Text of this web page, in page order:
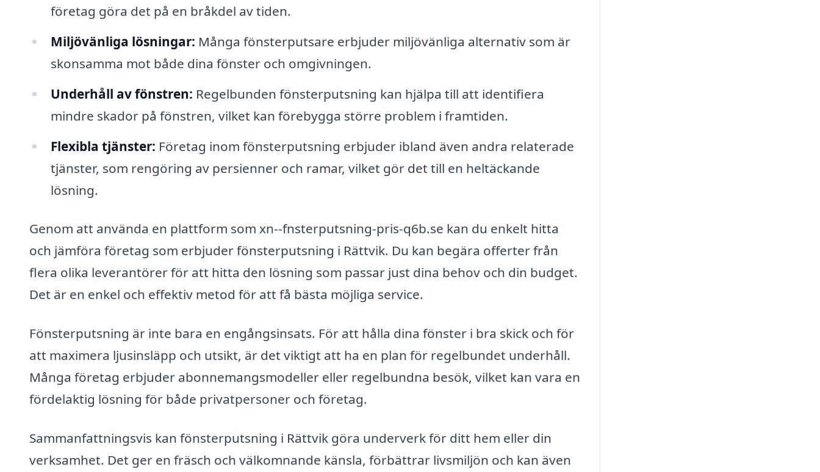
företag göra det på en bråkdel av tiden.
Miljövänliga lösningar: Många fönsterputsare erbjuder miljövänliga alternativ som är
skonsamma mot både dina fönster och omgivningen.
Underhåll av fönstren: Regelbunden fönsterputsning kan hjälpa till att identifiera
mindre skador på fönstren, vilket kan förebygga större problem i framtiden.
Flexibla tjänster: Företag inom fönsterputsning erbjuder ibland även andra relaterade
tjänster, som rengöring av persienner och ramar, vilket gör det till en heltäckande
lösning.
Genom att använda en plattform som xn--fnsterputsning-pris-q6b.se kan du enkelt hitta
och jämföra företag som erbjuder fönsterputsning i Rättvik. Du kan begära offerter från
flera olika leverantörer för att hitta den lösning som passar just dina behov och din budget.
Det är en enkel och effektiv metod för att få bästa möjliga service.
Fönsterputsning är inte bara en engångsinsats. För att hålla dina fönster i bra skick och för
att maximera ljusinsläpp och utsikt, är det viktigt att ha en plan för regelbundet underhåll.
Många företag erbjuder abonnemangsmodeller eller regelbundna besök, vilket kan vara en
fördelaktig lösning för både privatpersoner och företag.
Sammanfattningsvis kan fönsterputsning i Rättvik göra underverk för ditt hem eller din
verksamhet. Det ger en fräsch och välkomnande känsla, förbättrar livsmiljön och kan även